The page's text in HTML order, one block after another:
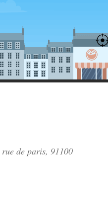
rue de paris, 91100